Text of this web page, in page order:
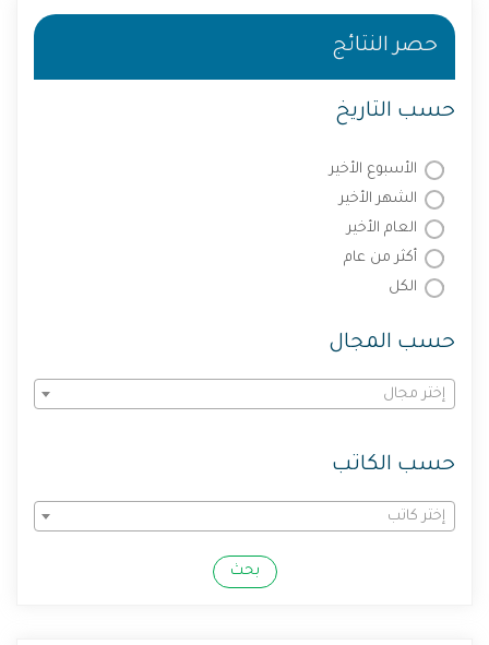
حصر النتائج
حسب التاريخ
الأسبوع الأخير
الشهر الأخير
العام الأخير
أكثر من عام
الكل
حسب المجال
إختر مجال
حسب الكاتب
إختر كاتب
بحث